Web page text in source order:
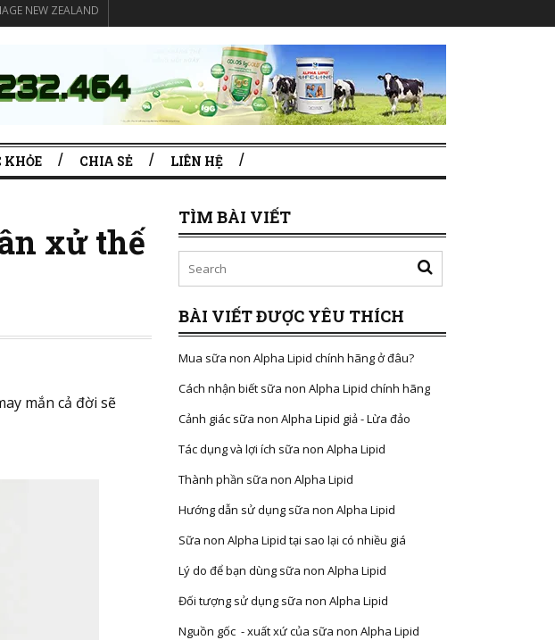
NEW ZEALAND
KHỎE CHIA SẺ LIÊN HỆ
xử thế
mắn cả đời sẽ
TÌM BÀI VIẾT
BÀI VIẾT ĐƯỢC YÊU THÍCH
Mua sữa non Alpha Lipid chính hãng ở đâu?
Cách nhận biết sữa non Alpha Lipid chính hãng
Cảnh giác sữa non Alpha Lipid giả - Lừa đảo
Tác dụng và lợi ích sữa non Alpha Lipid
Thành phần sữa non Alpha Lipid
Hướng dẫn sử dụng sữa non Alpha Lipid
Sữa non Alpha Lipid tại sao lại có nhiều giá
Lý do để bạn dùng sữa non Alpha Lipid
Đối tượng sử dụng sữa non Alpha Lipid
Nguồn gốc - xuất xứ của sữa non Alpha Lipid